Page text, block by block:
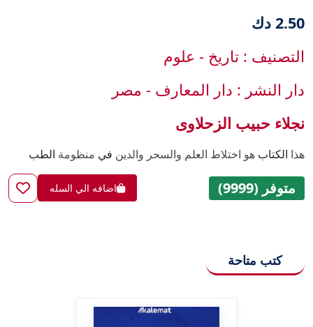
2.50 دك
التصنيف : تاريخ - علوم
دار النشر : دار المعارف - مصر
نجلاء حبيب الزحلاوى
هذا الكتاب هو اختلاط العلم والسحر والدين في منظومة الطب
متوفر (9999) اضافه الي السله
كتب متاحة